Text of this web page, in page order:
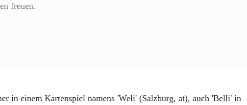
freuen.
in einem Kartenspiel namens 'Weli' (Salzburg, at), auch 'Belli' in